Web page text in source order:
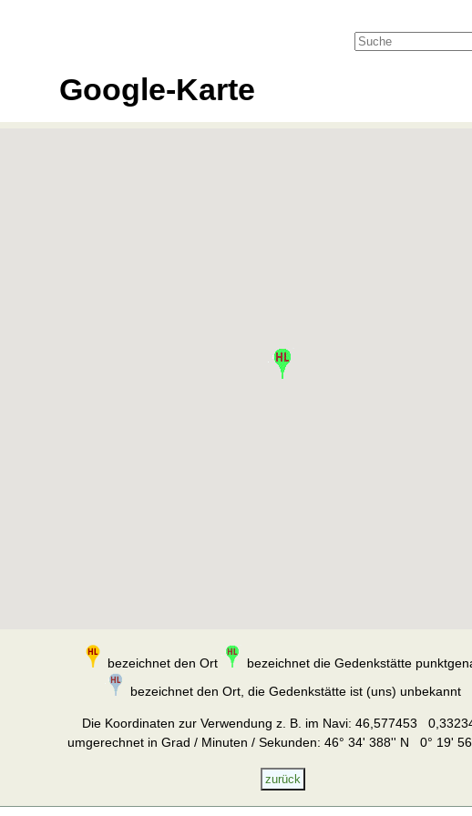
Google-Karte
bezeichnet den Ort
bezeichnet die Gedenkstätte
bezeichnet den Ort, die Gedenkstätte ist (uns) unbekannt
Die Koordinaten zur Verwendung z. B. im Navi: 46,577453
umgerechnet in Grad / Minuten / Sekunden: 46° 34' 388'' N 0° 19'